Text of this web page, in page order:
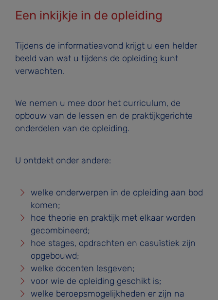
Een inkijkje in de opleiding
Tijdens de informatieavond krijgt u een helder
beeld van wat u tijdens de opleiding kunt
verwachten.
We nemen u mee door het curriculum, de
opbouw van de lessen en de praktijkgerichte
onderdelen van de opleiding.
U ontdekt onder andere:
welke onderwerpen in de opleiding aan bod
komen;
hoe theorie en praktijk met elkaar worden
gecombineerd;
hoe stages, opdrachten en casuïstiek zijn
opgebouwd;
welke docenten lesgeven;
voor wie de opleiding geschikt is;
welke beroepsmogelijkheden er zijn na